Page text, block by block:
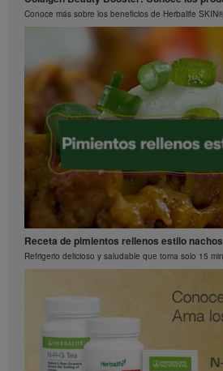
¿Qué hace diferente a Bioniq GO de un
Preguntas frecuentes sobre Bioniq GO: 2
¿Qué contiene Bioniq GO?
Conoce más sobre los beneficios de Herbalife
Receta de pimientos rellenos estilo nachos
Refrigerio delicioso y saludable que toma solo 15